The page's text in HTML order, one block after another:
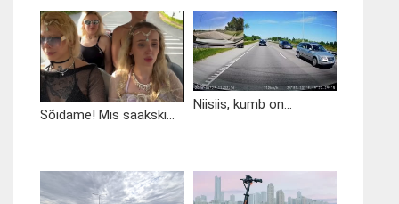
Sõidame! Mis saakski...
Niisiis, kumb on...